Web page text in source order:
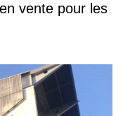
vente pour les